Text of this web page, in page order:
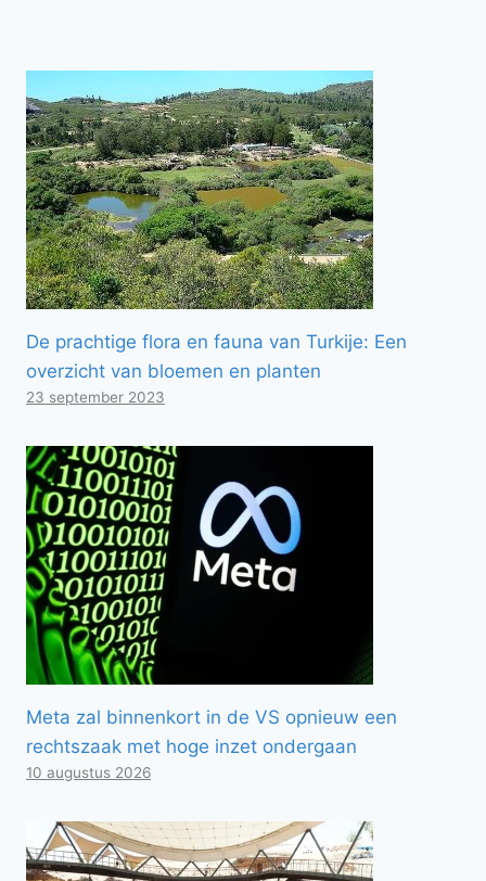
De prachtige flora en fauna van Turkije: Een
overzicht van bloemen en planten
23 september 2023
Meta zal binnenkort in de VS opnieuw een
rechtszaak met hoge inzet ondergaan
10 augustus 2026